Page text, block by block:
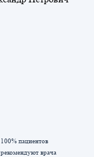
100% пациентов
рекомендуют врача